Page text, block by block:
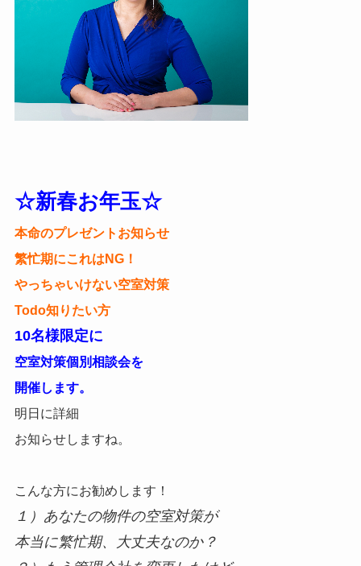
☆新春お年玉☆
本命のプレゼントお知らせ
繁忙期にこれはNG！
やっちゃいけない空室対策
Todo知りたい方
10名様限定に
空室対策個別相談会を
開催します。
明日に詳細
お知らせしますね。
こんな方にお勧めします！
１）あなたの物件の空室対策が
本当に繁忙期、大丈夫なのか？